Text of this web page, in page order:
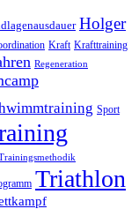
Holger
Kraft Krafttraining
Regeneration
Sport
Triathlon